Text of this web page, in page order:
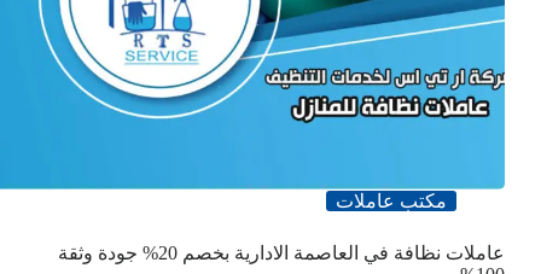
مكتب عاملات
عاملات نظافة في العاصمة الادارية بخصم 20% جودة وثقة